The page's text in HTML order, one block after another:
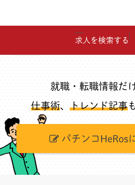
求人を検索する
就職・転職情報だ
仕事術、 トレンド記事
パチンコHeRos